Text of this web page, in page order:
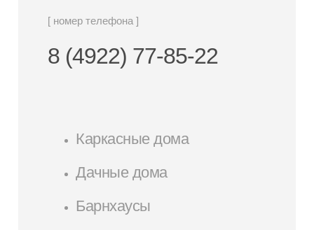
[ номер телефона ]
8 (4922) 77-85-22
Каркасные дома
Дачные дома
Барнхаусы